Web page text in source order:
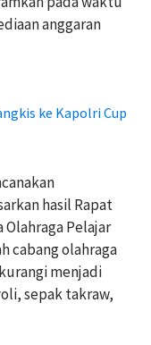
anggaran
ke Kapolri Cup
hasil Rapat
Olahraga Pelajar
cabang olahraga
menjadi
sepak takraw,